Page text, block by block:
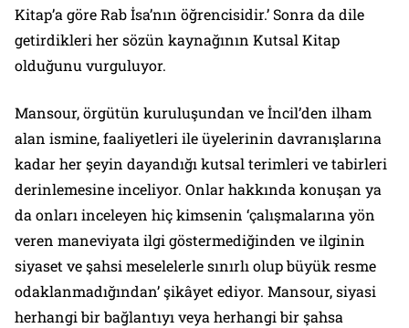
Kitap’a göre Rab İsa’nın öğrencisidir.’ Sonra da dile
getirdikleri her sözün kaynağının Kutsal Kitap
olduğunu vurguluyor.
Mansour, örgütün kuruluşundan ve İncil’den ilham
alan ismine, faaliyetleri ile üyelerinin davranışlarına
kadar her şeyin dayandığı kutsal terimleri ve tabirleri
derinlemesine inceliyor. Onlar hakkında konuşan ya
da onları inceleyen hiç kimsenin ‘çalışmalarına yön
veren maneviyata ilgi göstermediğinden ve ilginin
siyaset ve şahsi meselelerle sınırlı olup büyük resme
odaklanmadığından’ şikâyet ediyor. Mansour, siyasi
herhangi bir bağlantıyı veya herhangi bir şahsa